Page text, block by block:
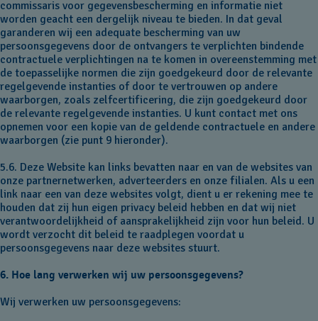
commissaris voor gegevensbescherming en informatie niet
worden geacht een dergelijk niveau te bieden. In dat geval
garanderen wij een adequate bescherming van uw
persoonsgegevens door de ontvangers te verplichten bindende
contractuele verplichtingen na te komen in overeenstemming met
de toepasselijke normen die zijn goedgekeurd door de relevante
regelgevende instanties of door te vertrouwen op andere
waarborgen, zoals zelfcertificering, die zijn goedgekeurd door
de relevante regelgevende instanties. U kunt contact met ons
opnemen voor een kopie van de geldende contractuele en andere
waarborgen (zie punt 9 hieronder).
5.6. Deze Website kan links bevatten naar en van de websites van
onze partnernetwerken, adverteerders en onze filialen. Als u een
link naar een van deze websites volgt, dient u er rekening mee te
houden dat zij hun eigen privacy beleid hebben en dat wij niet
verantwoordelijkheid of aansprakelijkheid zijn voor hun beleid. U
wordt verzocht dit beleid te raadplegen voordat u
persoonsgegevens naar deze websites stuurt.
6. Hoe lang verwerken wij uw persoonsgegevens?
Wij verwerken uw persoonsgegevens: